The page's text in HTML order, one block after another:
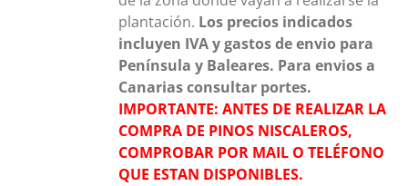
plantación. Los precios indicados
incluyen IVA y gastos de envio para
Península y Baleares. Para envios a
Canarias consultar portes.
IMPORTANTE: ANTES DE REALIZAR LA
COMPRA DE PINOS NISCALEROS,
COMPROBAR POR MAIL O TELÉFONO
QUE ESTAN DISPONIBLES.